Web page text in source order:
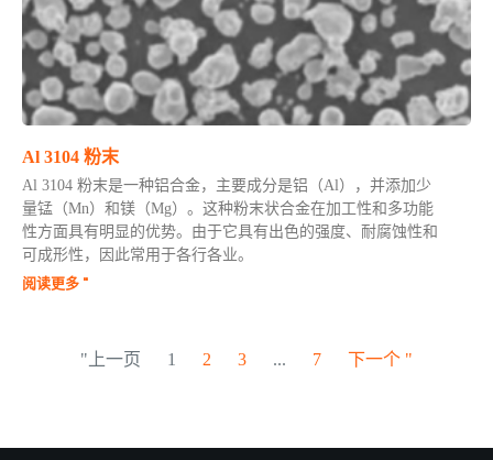
Al 3104 粉末
Al 3104 粉末是一种铝合金，主要成分是铝（Al），并添加少
量锰（Mn）和镁（Mg）。这种粉末状合金在加工性和多功能
性方面具有明显的优势。由于它具有出色的强度、耐腐蚀性和
可成形性，因此常用于各行各业。
阅读更多 "
"上一页 1 2 3 ... 7 下一个 "